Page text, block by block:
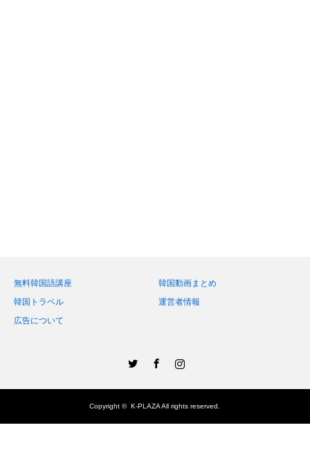
無料韓国語講座
韓国動画まとめ
韓国トラベル
運営者情報
広告について
Copyright ©K-PLAZAAll rights reserved.